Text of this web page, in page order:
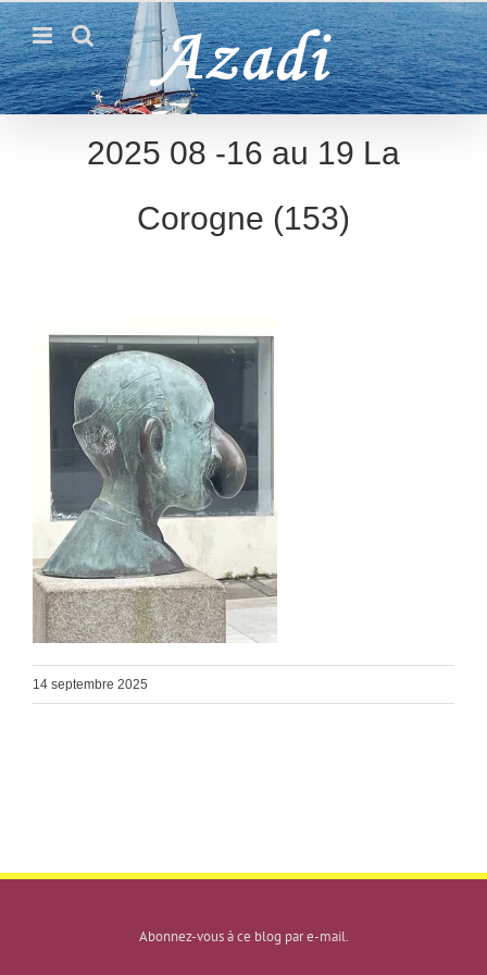
Passer
au
contenu
2025 08 -16 au 19 La
Corogne (153)
14 septembre 2025
Abonnez-vous à ce blog par e-mail.